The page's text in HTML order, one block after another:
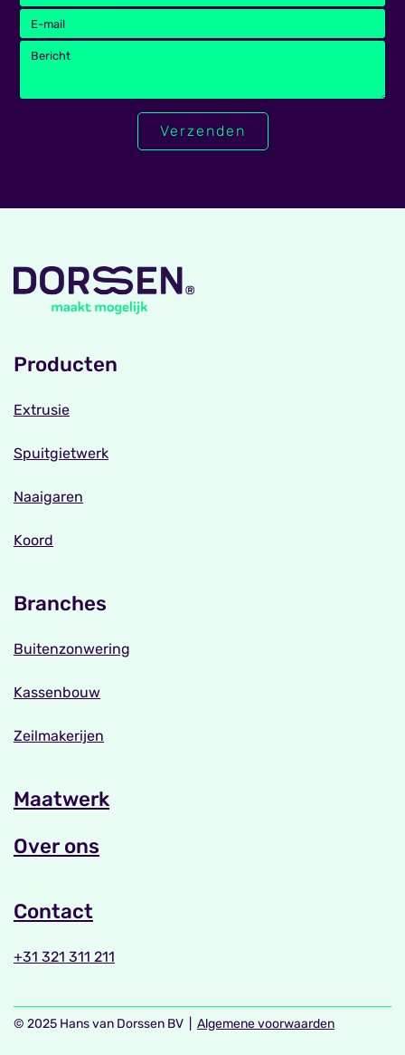
Producten
Extrusie
Spuitgietwerk
Naaigaren
Koord
Branches
Buitenzonwering
Kassenbouw
Zeilmakerijen
Maatwerk
Over ons
Contact
+31 321 311 211
© 2025 Hans van Dorssen BV | Algemene voorwaarden